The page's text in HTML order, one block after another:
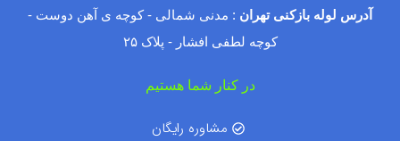
آدرس لوله بازکنی تهران : مدنی شمالی - کوچه ی آهن دوست -
کوچه لطفی افشار - پلاک ۲۵
در کنار شما هستیم
مشاوره رایگان